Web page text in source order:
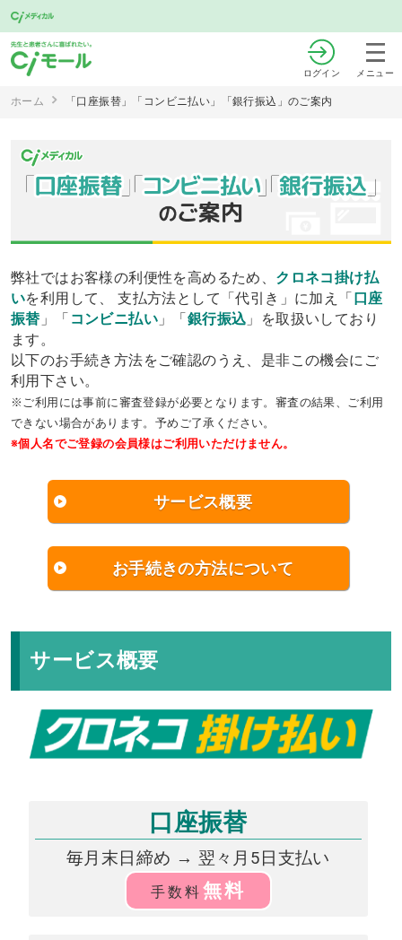
ログイン メニュー
ホーム 「口座振替」「コンビニ払い」「銀行振込」のご案内
弊社ではお客様の利便性を高めるため、 クロネコ掛け払
いを利用して、 支払方法として「代引き」に加え「口座
振替 」「 コンビニ払い」「銀行振込 」を取扱いしており
ます。
以下のお手続き方法をご確認のうえ、是非この機会にご
利用下さい。
※ご利用には事前に審査登録が必要となります。審査の結果、ご利用
できない場合があります。予めご了承ください。
※個人名でご登録の会員様はご利用いただけません。
サービス概要
お手続きの方法について
サービス概要
口座振替
毎月末日締め → 翌々月5日支払い
手数料 無料